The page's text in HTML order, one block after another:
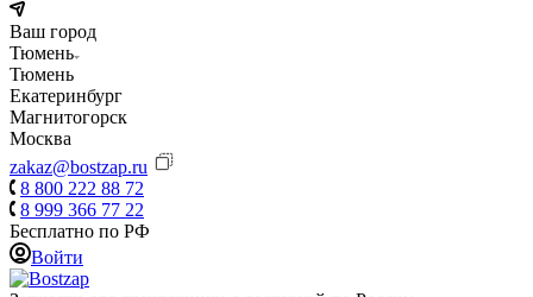
Ваш город
Тюмень
Тюмень
Екатеринбург
Магнитогорск
Москва
zakaz@bostzap.ru
8 800 222 88 72
8 999 366 77 22
Бесплатно по РФ
Войти